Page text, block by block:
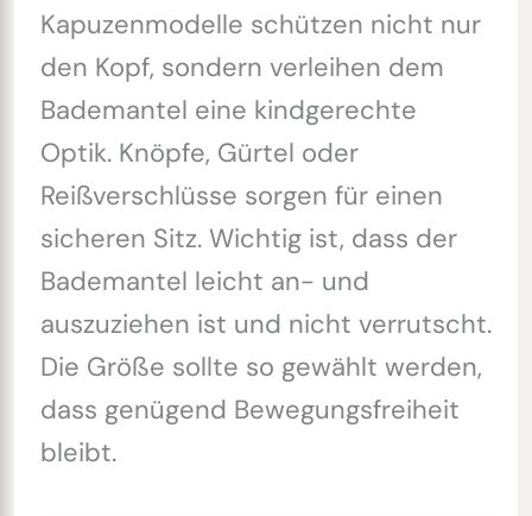
Kapuzenmodelle schützen nicht nur
den Kopf, sondern verleihen dem
Bademantel eine kindgerechte
Optik. Knöpfe, Gürtel oder
Reißverschlüsse sorgen für einen
sicheren Sitz. Wichtig ist, dass der
Bademantel leicht an- und
auszuziehen ist und nicht verrutscht.
Die Größe sollte so gewählt werden,
dass genügend Bewegungsfreiheit
bleibt.